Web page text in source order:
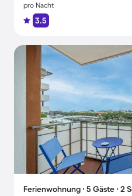
pro Nacht
3.5
Ferienwohnung ∙ 5 Gäste ∙ 2